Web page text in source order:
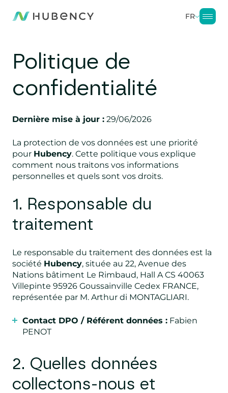
FR
Politique de
confidentialité
Dernière mise à jour : 29/06/2026
La protection de vos données est une priorité
pour Hubency. Cette politique vous explique
comment nous traitons vos informations
personnelles et quels sont vos droits.
1. Responsable du
traitement
Le responsable du traitement des données est la
société Hubency, située au 22, Avenue des
Nations bâtiment Le Rimbaud, Hall A CS 40063
Villepinte 95926 Goussainville Cedex FRANCE,
représentée par M. Arthur di MONTAGLIARI.
Contact DPO / Référent données : Fabien
PENOT
2. Quelles données
collectons-nous et